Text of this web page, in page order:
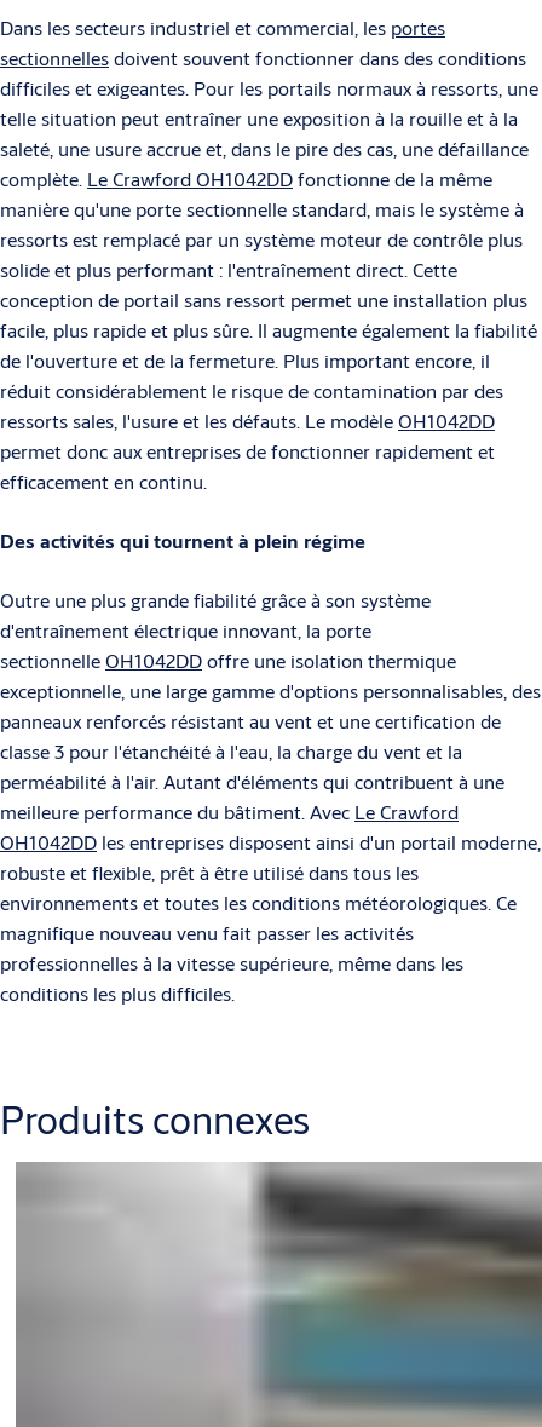
Dans les secteurs industriel et commercial, les portes
sectionnellesdoivent souvent fonctionner dans des conditions
difficiles et exigeantes. Pour les portails normaux à ressorts, une
telle situation peut entraîner une exposition à la rouille et à la
saleté, une usure accrue et, dans le pire des cas, une défaillance
complète. Le Crawford OH1042DDfonctionne de la même
manière qu'une porte sectionnelle standard, mais le système à
ressorts est remplacé par un système moteur de contrôle plus
solide et plus performant : l'entraînement direct. Cette
conception de portail sans ressort permet une installation plus
facile, plus rapide et plus sûre. Il augmente également la fiabilité
de l'ouverture et de la fermeture. Plus important encore, il
réduit considérablement le risque de contamination par des
ressorts sales, l'usure et les défauts. Le modèleOH1042DD
permet donc aux entreprises de fonctionner rapidement et
efficacement en continu.
Des activités qui tournent à plein régime
Outre une plus grande fiabilité grâce à son système
d'entraînement électrique innovant, la porte
sectionnelleOH1042DDoffre une isolation thermique
exceptionnelle, une large gamme d'options personnalisables, des
panneaux renforcés résistant au vent et une certification de
classe 3 pour l'étanchéité à l'eau, la charge du vent et la
perméabilité à l'air. Autant d'éléments qui contribuent à une
meilleure performance du bâtiment. Avec Le Crawford
OH1042DD les entreprises disposent ainsi d'un portail moderne,
robuste et flexible, prêt à être utilisé dans tous les
environnements et toutes les conditions météorologiques. Ce
magnifique nouveau venu fait passer les activités
professionnelles à la vitesse supérieure, même dans les
conditions les plus difficiles.
Produits connexes